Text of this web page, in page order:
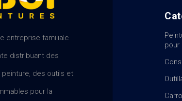
entreprise familiale
distribuant des
des outils et
pour la
pour